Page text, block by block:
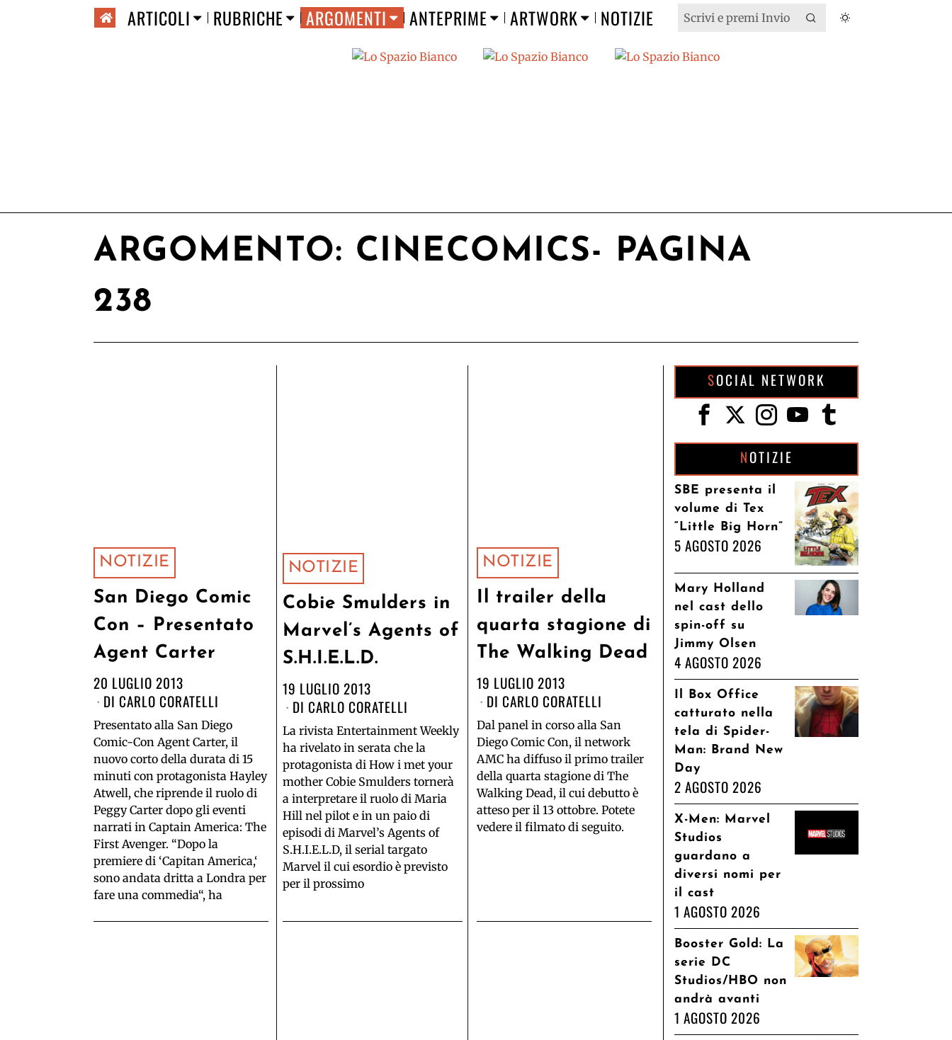
ARTICOLI RUBRICHE ARGOMENTI ANTEPRIME ARTWORK NOTIZIE
ARGOMENTO: CINECOMICS- PAGINA
238
NOTIZIE
San Diego Comic
Con – Presentato
Agent Carter
20 LUGLIO 2013
DI CARLO CORATELLI
Presentato alla San Diego
Comic-Con Agent Carter, il
nuovo corto della durata di 15
minuti con protagonista Hayley
Atwell, che riprende il ruolo di
Peggy Carter dopo gli eventi
narrati in Captain America: The
First Avenger. “Dopo la
premiere di ‘Capitan America,‘
sono andata dritta a Londra per
fare una commedia“, ha
NOTIZIE
Cobie Smulders in
Marvel’s Agents of
S.H.I.E.L.D.
19 LUGLIO 2013
DI CARLO CORATELLI
La rivista Entertainment Weekly
ha rivelato in serata che la
protagonista di How i met your
mother Cobie Smulders tornerà
a interpretare il ruolo di Maria
Hill nel pilot e in un paio di
episodi di Marvel’s Agents of
S.H.I.E.L.D, il serial targato
Marvel il cui esordio è previsto
per il prossimo
NOTIZIE
Il trailer della
quarta stagione di
The Walking Dead
19 LUGLIO 2013
DI CARLO CORATELLI
Dal panel in corso alla San
Diego Comic Con, il network
AMC ha diffuso il primo trailer
della quarta stagione di The
Walking Dead, il cui debutto è
atteso per il 13 ottobre. Potete
vedere il filmato di seguito.
SOCIAL NETWORK
NOTIZIE
SBE presenta il
volume di Tex
“Little Big Horn”
5 AGOSTO 2026
Mary Holland
nel cast dello
spin-off su
Jimmy Olsen
4 AGOSTO 2026
Il Box Office
catturato nella
tela di Spider-
Man: Brand New
Day
2 AGOSTO 2026
X-Men: Marvel
Studios
guardano a
diversi nomi per
il cast
1 AGOSTO 2026
Booster Gold: La
serie DC
Studios/HBO non
andrà avanti
1 AGOSTO 2026